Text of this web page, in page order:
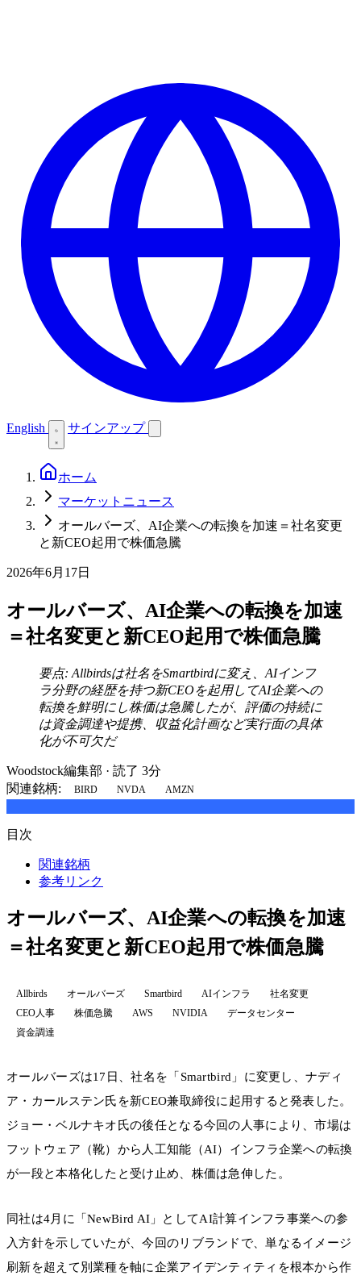
English サインアップ
ホーム
マーケットニュース
オールバーズ、AI企業への転換を加速＝社名変更
と新CEO起用で株価急騰
2026年6月17日
オールバーズ、AI企業への転換を加速
＝社名変更と新CEO起用で株価急騰
要点: Allbirdsは社名をSmartbirdに変え、AIインフ
ラ分野の経歴を持つ新CEOを起用してAI企業への
転換を鮮明にし株価は急騰したが、評価の持続に
は資金調達や提携、収益化計画など実行面の具体
化が不可欠だ
Woodstock編集部 · 読了 3分
関連銘柄:
BIRD NVDA AMZN
目次
関連銘柄
参考リンク
オールバーズ、AI企業への転換を加速
＝社名変更と新CEO起用で株価急騰
Allbirds オールバーズ Smartbird AIインフラ
社名変更
CEO人事
株価急騰 AWS NVIDIA
データセンター
資金調達
オールバーズは17日、社名を「Smartbird」に変更し、ナディ
ア・カールステン氏を新CEO兼取締役に起用すると発表した。
ジョー・ベルナキオ氏の後任となる今回の人事により、市場は
フットウェア（靴）から人工知能（AI）インフラ企業への転換
が一段と本格化したと受け止め、株価は急伸した。
同社は4月に「NewBird AI」としてAI計算インフラ事業への参
入方針を示していたが、今回のリブランドで、単なるイメージ
刷新を超えて別業種を軸に企業アイデンティティを根本から作